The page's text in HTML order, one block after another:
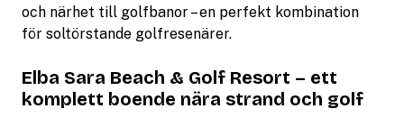
och närhet till golfbanor – en perfekt kombination
för soltörstande golfresenärer.
Elba Sara Beach & Golf Resort – ett
komplett boende nära strand och golf